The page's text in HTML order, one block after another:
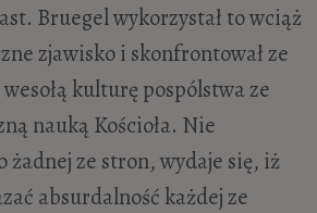
Bruegel wykorzystał to wciąż
zjawisko i skonfrontował ze
kulturę pospólstwa ze
nauką Kościoła. Nie
żadnej ze stron, wydaje się, iż
absurdalność każdej ze